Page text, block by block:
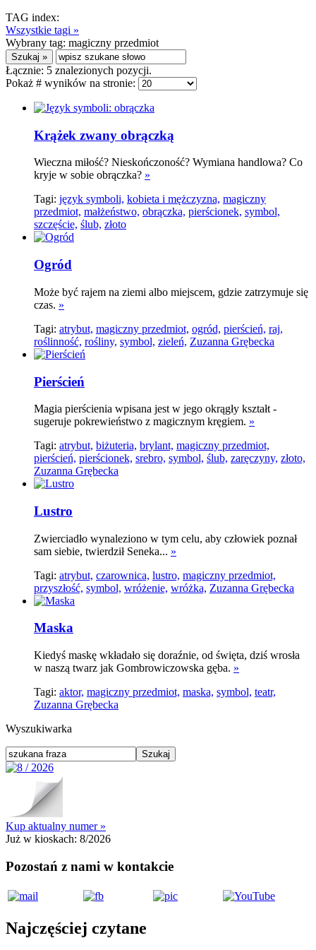
TAG index:
Wszystkie tagi »
Wybrany tag: magiczny przedmiot
Łącznie: 5 znalezionych pozycji.
Pokaż # wyników na stronie:
Krążek zwany obrączką
Wieczna miłość? Nieskończoność? Wymiana handlowa? Co
kryje w sobie obrączka? »
Tagi: język symboli, kobieta i mężczyzna, magiczny
przedmiot, małżeństwo, obrączka, pierścionek, symbol,
szczęście, ślub, złoto
Ogród
Może być rajem na ziemi albo miejscem, gdzie zatrzymuje się
czas. »
Tagi: atrybut, magiczny przedmiot, ogród, pierścień, raj,
roślinność, rośliny, symbol, zieleń, Zuzanna Grębecka
Pierścień
Magia pierścienia wpisana jest w jego okrągły kształt -
sugeruje pokrewieństwo z magicznym kręgiem. »
Tagi: atrybut, biżuteria, brylant, magiczny przedmiot,
pierścień, pierścionek, srebro, symbol, ślub, zaręczyny, złoto,
Zuzanna Grębecka
Lustro
Zwierciadło wynaleziono w tym celu, aby człowiek poznał
sam siebie, twierdził Seneka... »
Tagi: atrybut, czarownica, lustro, magiczny przedmiot,
przyszłość, symbol, wróżenie, wróżka, Zuzanna Grębecka
Maska
Kiedyś maskę wkładało się doraźnie, od święta, dziś wrosła
w naszą twarz jak Gombrowiczowska gęba. »
Tagi: aktor, magiczny przedmiot, maska, symbol, teatr,
Zuzanna Grębecka
Wyszukiwarka
Kup aktualny numer »
Już w kioskach: 8/2026
Pozostań z nami w kontakcie
Najczęściej czytane